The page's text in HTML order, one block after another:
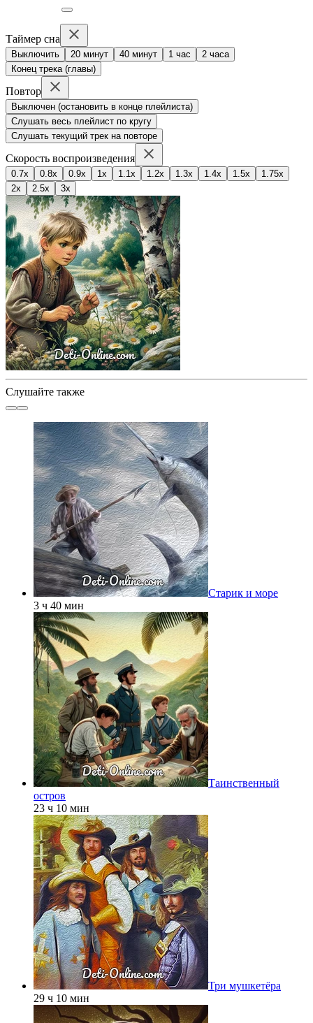
Таймер сна
Выключить 20 минут 40 минут 1 час
2 часа
Конец трека (главы)
Повтор
Выключен (остановить в конце плейлиста)
Слушать весь плейлист по кругу
Слушать текущий трек на повторе
Скорость воспроизведения
0.7x 0.8x 0.9x 1x 1.1x 1.2x 1.3x 1.4x 1.5x
1.75x
2x
2.5x 3x
Слушайте также
Старик и море
3 ч 40 мин
Таинственный
остров
23 ч 10 мин
Три мушкетёра
29 ч 10 мин